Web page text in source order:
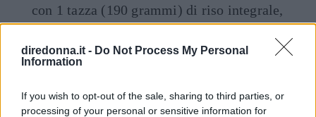
diredonna.it - Do Not Process My Personal
Information
If you wish to opt-out of the sale, sharing to third parties, or
processing of your personal or sensitive information for
con 1 tazza (190 grammi) di riso integrale,
1/2 tazza (40 grammi) di lenticchie e 45
grammi) di formaggio a basso contenuto di
grassi.
Dessert: Budino al cioccolato magro.